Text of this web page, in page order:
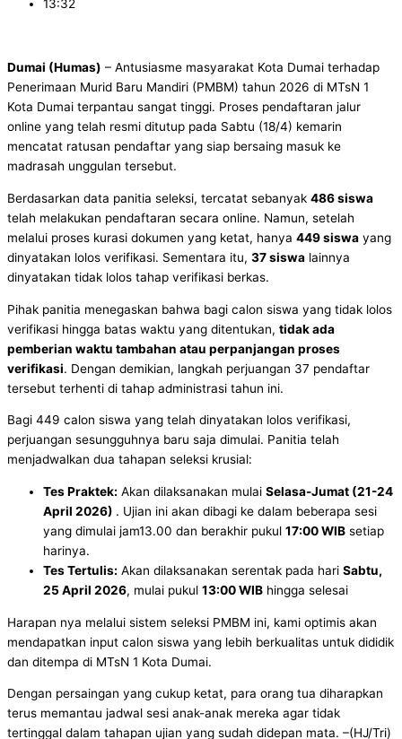
13:32
Dumai (Humas) – Antusiasme masyarakat Kota Dumai terhadap
Penerimaan Murid Baru Mandiri (PMBM) tahun 2026 di MTsN 1
Kota Dumai terpantau sangat tinggi. Proses pendaftaran jalur
online yang telah resmi ditutup pada Sabtu (18/4) kemarin
mencatat ratusan pendaftar yang siap bersaing masuk ke
madrasah unggulan tersebut.
Berdasarkan data panitia seleksi, tercatat sebanyak 486 siswa
telah melakukan pendaftaran secara online. Namun, setelah
melalui proses kurasi dokumen yang ketat, hanya 449 siswa yang
dinyatakan lolos verifikasi. Sementara itu, 37 siswa lainnya
dinyatakan tidak lolos tahap verifikasi berkas.
Pihak panitia menegaskan bahwa bagi calon siswa yang tidak lolos
verifikasi hingga batas waktu yang ditentukan, tidak ada
pemberian waktu tambahan atau perpanjangan proses
verifikasi. Dengan demikian, langkah perjuangan 37 pendaftar
tersebut terhenti di tahap administrasi tahun ini.
Bagi 449 calon siswa yang telah dinyatakan lolos verifikasi,
perjuangan sesungguhnya baru saja dimulai. Panitia telah
menjadwalkan dua tahapan seleksi krusial:
Tes Praktek: Akan dilaksanakan mulai Selasa-Jumat (21-24
April 2026) . Ujian ini akan dibagi ke dalam beberapa sesi
yang dimulai jam13.00 dan berakhir pukul 17:00 WIB setiap
harinya.
Tes Tertulis: Akan dilaksanakan serentak pada hari Sabtu,
25 April 2026, mulai pukul 13:00 WIB hingga selesai
Harapan nya melalui sistem seleksi PMBM ini, kami optimis akan
mendapatkan input calon siswa yang lebih berkualitas untuk dididik
dan ditempa di MTsN 1 Kota Dumai.
Dengan persaingan yang cukup ketat, para orang tua diharapkan
terus memantau jadwal sesi anak-anak mereka agar tidak
tertinggal dalam tahapan ujian yang sudah didepan mata. –(HJ/Tri)